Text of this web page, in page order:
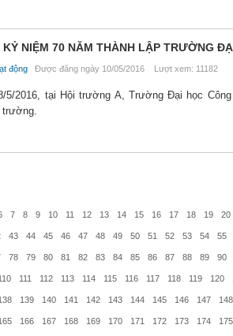
NIỆM 70 NĂM THÀNH LẬP TRƯỜNG
động Được đăng ngày 10/05/2016 Lượt xem: 11182
5/2016, tại Hội trường A, Trường Đại học
trường.
7 8 9 10 11 12 13 14 15 16 17 18 19 20
43 44 45 46 47 48 49 50 51 52 53 54 55
78 79 80 81 82 83 84 85 86 87 88 89 90
111 112 113 114 115 116 117 118 119 120
139 140 141 142 143 144 145 146 147 148
166 167 168 169 170 171 172 173 174 175